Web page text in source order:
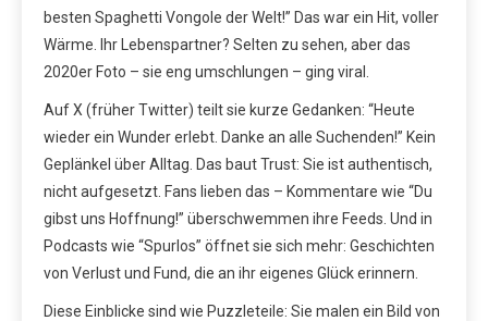
besten Spaghetti Vongole der Welt!” Das war ein Hit, voller
Wärme. Ihr Lebenspartner? Selten zu sehen, aber das
2020er Foto – sie eng umschlungen – ging viral.
Auf X (früher Twitter) teilt sie kurze Gedanken: “Heute
wieder ein Wunder erlebt. Danke an alle Suchenden!” Kein
Geplänkel über Alltag. Das baut Trust: Sie ist authentisch,
nicht aufgesetzt. Fans lieben das – Kommentare wie “Du
gibst uns Hoffnung!” überschwemmen ihre Feeds. Und in
Podcasts wie “Spurlos” öffnet sie sich mehr: Geschichten
von Verlust und Fund, die an ihr eigenes Glück erinnern.
Diese Einblicke sind wie Puzzleteile: Sie malen ein Bild von